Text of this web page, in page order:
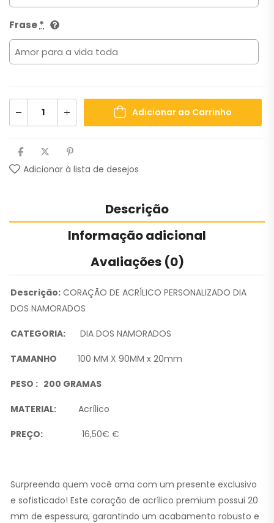
Frase*
Adicionar ao Carrinho
Adicionar à lista de desejos
Descrição
Informação adicional
Avaliações (0)
Descrição: CORAÇÃO DE ACRÍLICO PERSONALIZADO DIA
DOS NAMORADOS
CATEGORIA: DIA DOS NAMORADOS
TAMANHO 100 MM X 90MM x 20mm
PESO : 200 GRAMAS
MATERIAL: Acrílico
PREÇO: 16,50€ €
Surpreenda quem você ama com um presente exclusivo
e sofisticado! Este coração de acrílico premium possui 20
mm de espessura, garantindo um acabamento robusto e